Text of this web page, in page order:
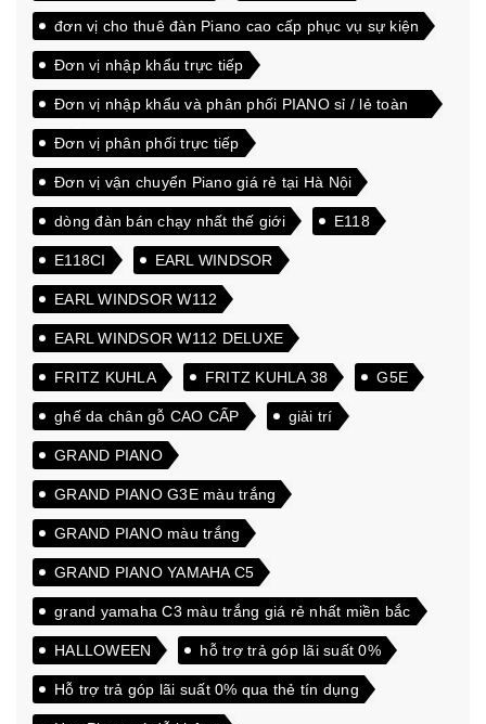
đơn vị cho thuê đàn Piano cao cấp phục vụ sự kiện
Đơn vị nhập khẩu trực tiếp
Đơn vị nhập khẩu và phân phối PIANO sỉ / lẻ toàn
quốc
Đơn vị phân phối trực tiếp
Đơn vị vận chuyển Piano giá rẻ tại Hà Nội
dòng đàn bán chạy nhất thế giới E118
E118CI EARL WINDSOR
EARL WINDSOR W112
EARL WINDSOR W112 DELUXE
FRITZ KUHLA FRITZ KUHLA 38 G5E
ghế da chân gỗ CAO CẤP giải trí
GRAND PIANO
GRAND PIANO G3E màu trắng
GRAND PIANO màu trắng
GRAND PIANO YAMAHA C5
grand yamaha C3 màu trắng giá rẻ nhất miền bắc
HALLOWEEN hỗ trợ trả góp lãi suất 0%
Hỗ trợ trả góp lãi suất 0% qua thẻ tín dụng